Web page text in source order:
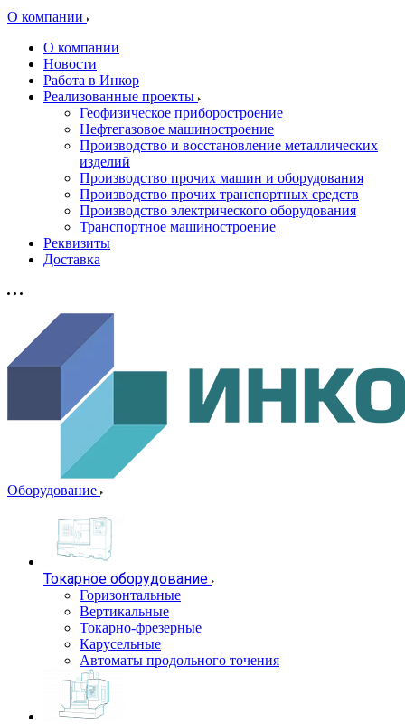
О компании
О компании
Новости
Работа в Инкор
Реализованные проекты
Геофизическое приборостроение
Нефтегазовое машиностроение
Производство и восстановление металлических
изделий
Производство прочих машин и оборудования
Производство прочих транспортных средств
Производство электрического оборудования
Транспортное машиностроение
Реквизиты
Доставка
Оборудование
Токарное оборудование
Горизонтальные
Вертикальные
Токарно-фрезерные
Карусельные
Автоматы продольного точения